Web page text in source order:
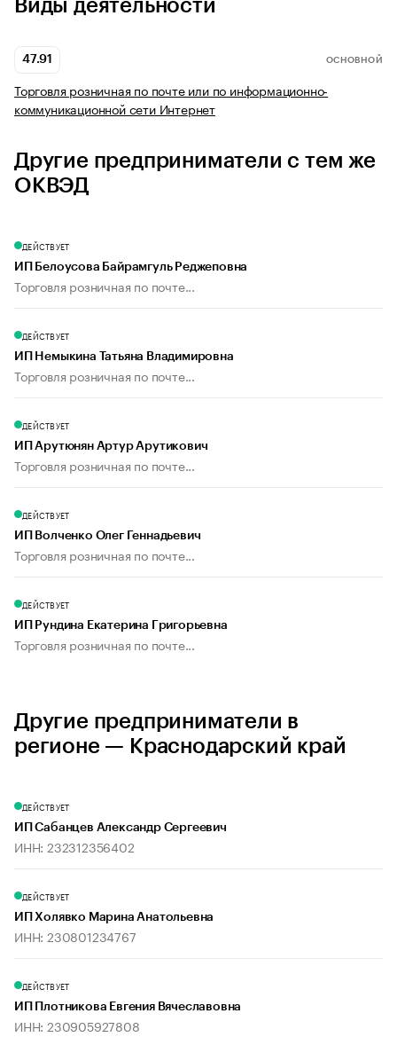
Виды деятельности
47.91 ОСНОВНОЙ
Торговля розничная по почте или по информационно-
коммуникационной сети Интернет
Другие предприниматели с тем же
ОКВЭД
ДЕЙСТВУЕТ
ИП Белоусова Байрамгуль Реджеповна
Торговля розничная по почте...
ДЕЙСТВУЕТ
ИП Немыкина Татьяна Владимировна
Торговля розничная по почте...
ДЕЙСТВУЕТ
ИП Арутюнян Артур Арутикович
Торговля розничная по почте...
ДЕЙСТВУЕТ
ИП Волченко Олег Геннадьевич
Торговля розничная по почте...
ДЕЙСТВУЕТ
ИП Рундина Екатерина Григорьевна
Торговля розничная по почте...
Другие предприниматели в
регионе — Краснодарский край
ДЕЙСТВУЕТ
ИП Сабанцев Александр Сергеевич
ИНН: 232312356402
ДЕЙСТВУЕТ
ИП Холявко Марина Анатольевна
ИНН: 230801234767
ДЕЙСТВУЕТ
ИП Плотникова Евгения Вячеславовна
ИНН: 230905927808